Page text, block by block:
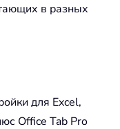
в разных
для Excel,
Office Tab Pro